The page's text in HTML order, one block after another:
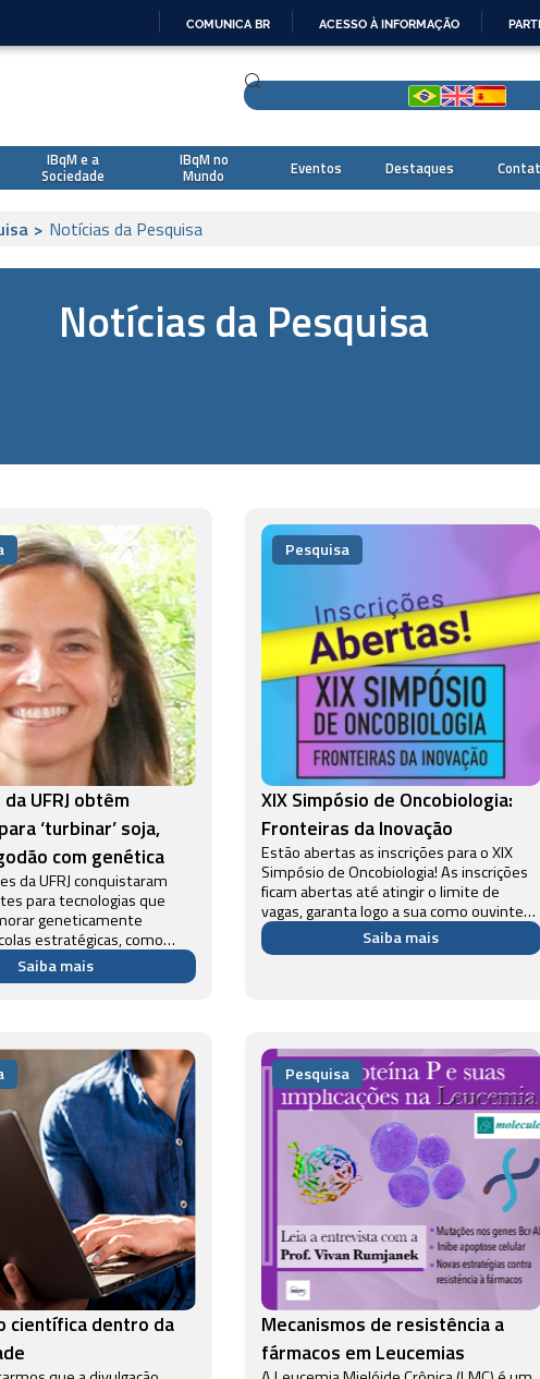
PARA
O
COMUNICA BR ACESSO À INFORMAÇÃO
IBqM e a
Sociedade
IBqM no
Mundo Eventos Destaques
> Notícias da Pesquisa
Notícias da Pesquisa
UFRJ obtêm
‘turbinar’ soja,
com genética
da UFRJ conquistaram
para tecnologias que
geneticamente
estratégicas, como
O avanço amplia o
e resistência
Saiba mais
Pesquisa
XIX Simpósio de Oncobiologia:
Fronteiras da Inovação
Estão abertas as inscrições para o XIX
Simpósio de Oncobiologia! As inscrições
ficam abertas até atingir o limite de
vagas, garanta logo a sua como ouvinte
ou apresentador de trabalho. O evento
contará com pesquisadores brasileiros
Saiba mais
científica dentro da
Pesquisa
Mecanismos de resistência a
fármacos em Leucemias